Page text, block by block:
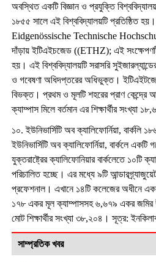
অবস্থিত একটি বিজ্ঞান ও প্রযুক্তি
১৮৫৫ সালে এই বিশ্ববিদ্যালয়টি প্রতিষ্ঠিত
Eidgenössische Technische
দাঁড়ায় ইটিএইচজেড ((ETHZ); এই
হয়। এই বিশ্ববিদ্যালয়টি সরাসরি
ও গবেষণা অধিদপ্তরের অধিভুক্ত।
বিভক্ত। প্রথম ও মূলটি শহরের প্রাণ কেন্দ্রে
ক্যাম্পাস মিলে বর্তমান এর শিক্ষার্থীর সংখ্যা
১০. ইউনিভার্সিটি অব ক্যালিফোর্নিয়া, বার্কলি
ইউনিভার্সিটি অব ক্যালিফোর্নিয়া, বার্কলে একটি
যুক্তরাষ্ট্রের ক্যালিফোনিয়ার বার্কলেতে ১০টি
পরিচালিত হচ্ছে। এর মধ্যে ৯টি
প্রফেশনাল। এখানে ১৪টি কলেজের অধীনে
১৭৮ একর মূল ক্যাম্পাসসহ ৬,৬৭৯ একর জমির
মোট শিক্ষার্থীর সংখ্যা ৩৮,২০৪। সূত্র:
সাম্প্রতিক খবর